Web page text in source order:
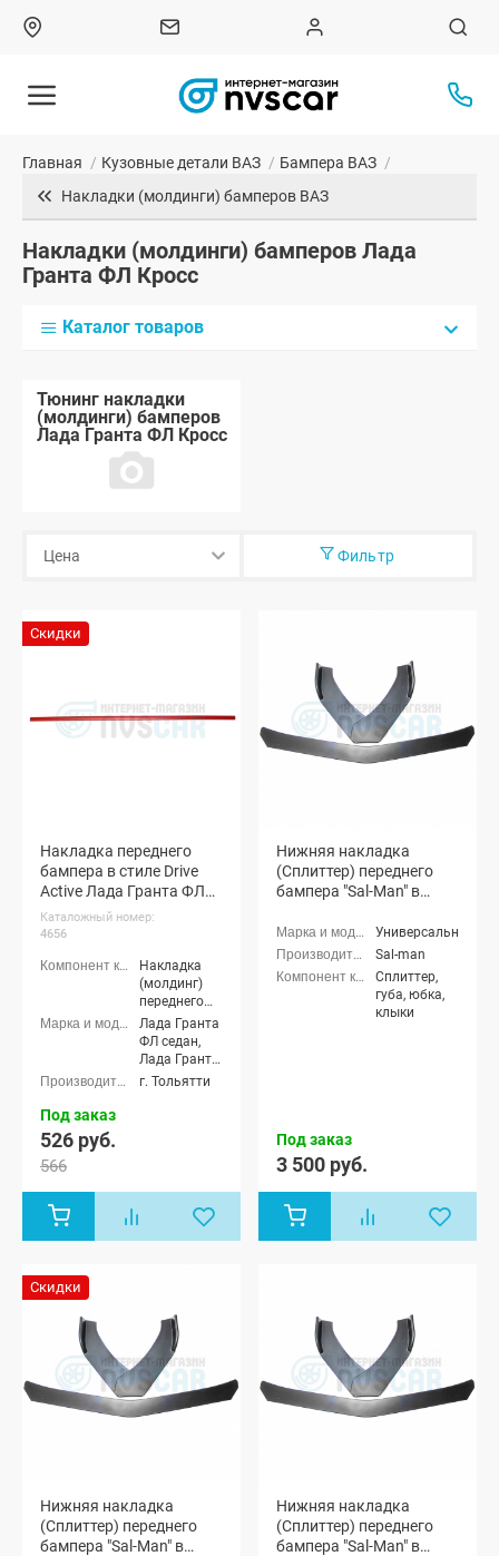
Главная / Кузовные детали ВАЗ / Бампера ВАЗ /
Накладки (молдинги) бамперов ВАЗ
Накладки (молдинги) бамперов Лада
Гранта ФЛ Кросс
Каталог товаров
Тюнинг накладки
(молдинги) бамперов
Лада Гранта ФЛ Кросс
Фильтр
Скидки
Накладка переднего
бампера в стиле Drive
Active Лада Гранта ФЛ
(красная)
Каталожный номер:
4656
Накладка
(молдинг)
переднего
бампера
Лада Гранта
ФЛ седан,
Лада Гранта
ФЛ хэтчбек,
универсал
г. Тольятти
Под заказ
526 руб.
566
Нижняя накладка
(Сплиттер) переднего
бампера "Sal-Man" в
матовая)
Универсальные
Sal-man
Сплиттер,
губа, юбка,
клыки
Под заказ
3 500 руб.
Скидки
Нижняя накладка
(Сплиттер) переднего
бампера "Sal-Man" в
Нижняя накладка
(Сплиттер) переднего
бампера "Sal-Man" в